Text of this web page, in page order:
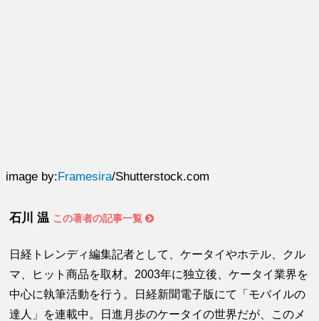
image by:Framesira/Shutterstock.com
石川 温 この著者の記事一覧
日経トレンディ編集記者として、ケータイやホテル、クル
マ、ヒット商品を取材。2003年に独立後、ケータイ業界を
中心に執筆活動を行う。日経新聞電子版にて「モバイルの
達人」を連載中。日進月歩のケータイの世界だが、このメ